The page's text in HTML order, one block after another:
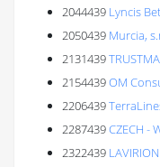
2044439 Lyncis
2050439 Murcia,
2131439
2154439OM
2206439
2287439CZECH -
2322439